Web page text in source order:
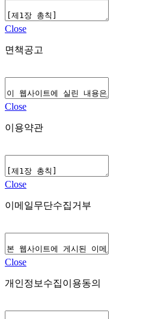
Close
면책공고
Close
이용약관
Close
이메일무단수집거부
Close
개인정보수집이용동의